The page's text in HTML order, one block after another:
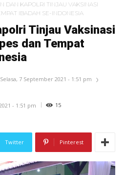
DAN KAPOLRI TINJAU VAKSINASI
IBADAH SE-INDONESIA
Tinjau Vaksinasi
dan Tempat
Selasa, 7 September 2021 - 1:51 pm
- 1:51 pm 15
Twitter Pinterest